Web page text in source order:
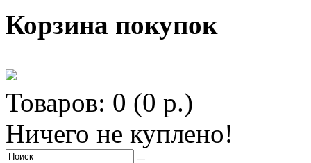
Корзина покупок
Товаров: 0 (0 р.)
Ничего не куплено!